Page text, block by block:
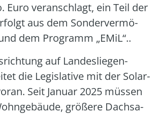
Euro ver­an­schlagt, ein Teil der
aus dem Son­der­ver­mö­
dem Pro­gramm „EMiL“..
auf Lan­des­lie­gen­
die Legis­la­ti­ve mit der Solar­
Seit Janu­ar 2025 müs­sen
grö­ße­re Dach­sa­